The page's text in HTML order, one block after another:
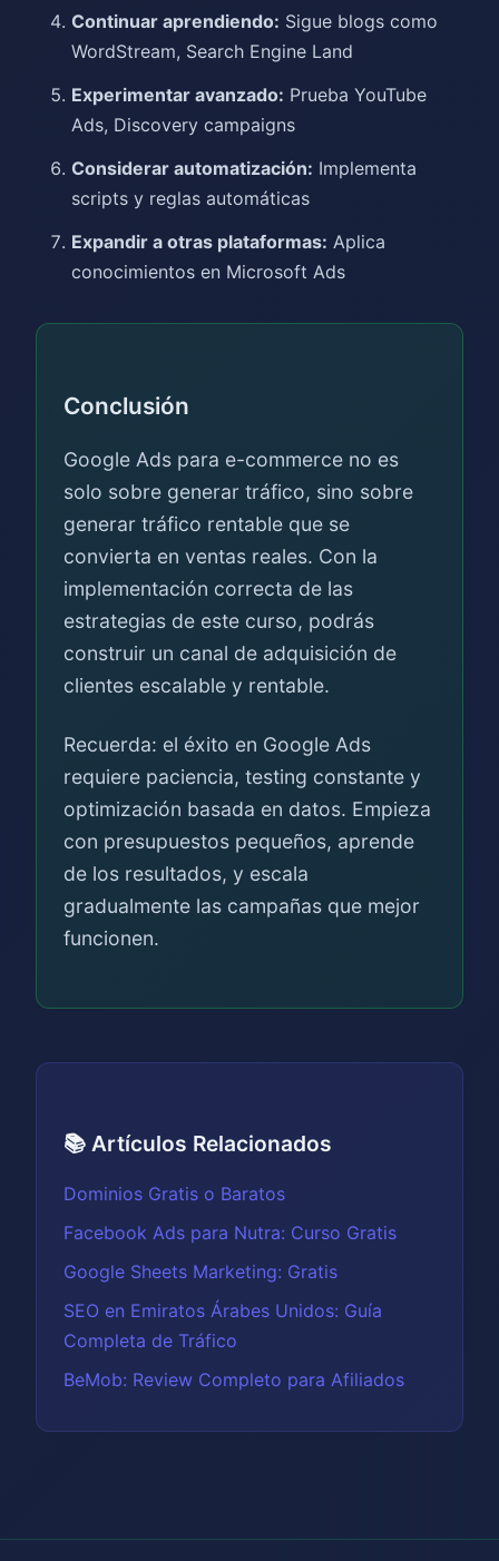
Continuar aprendiendo: Sigue blogs como
WordStream, Search Engine Land
Experimentar avanzado: Prueba YouTube
Ads, Discovery campaigns
Considerar automatización: Implementa
scripts y reglas automáticas
Expandir a otras plataformas: Aplica
conocimientos en Microsoft Ads
Conclusión
Google Ads para e-commerce no es
solo sobre generar tráfico, sino sobre
generar tráfico rentable que se
convierta en ventas reales. Con la
implementación correcta de las
estrategias de este curso, podrás
construir un canal de adquisición de
clientes escalable y rentable.
Recuerda: el éxito en Google Ads
requiere paciencia, testing constante y
optimización basada en datos. Empieza
con presupuestos pequeños, aprende
de los resultados, y escala
gradualmente las campañas que mejor
funcionen.
📚 Artículos Relacionados
Dominios Gratis o Baratos
Facebook Ads para Nutra: Curso Gratis
Google Sheets Marketing: Gratis
SEO en Emiratos Árabes Unidos: Guía
Completa de Tráfico
BeMob: Review Completo para Afiliados